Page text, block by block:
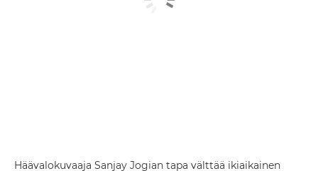
Häävalokuvaaja Sanjay Jogian tapa välttää ikiaikainen